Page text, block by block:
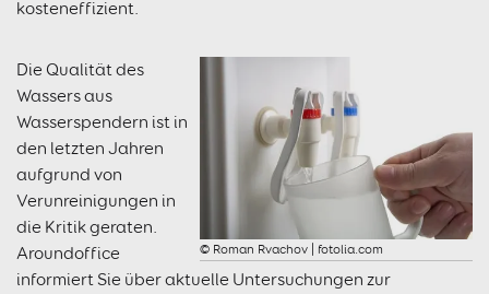
kosteneffizient.
© Roman Rvachov | fotolia.com
Die Qualität des
Wassers aus
Wasserspendern ist in
den letzten Jahren
aufgrund von
Verunreinigungen in
die Kritik geraten.
Aroundoffice
informiert Sie über aktuelle Untersuchungen zur